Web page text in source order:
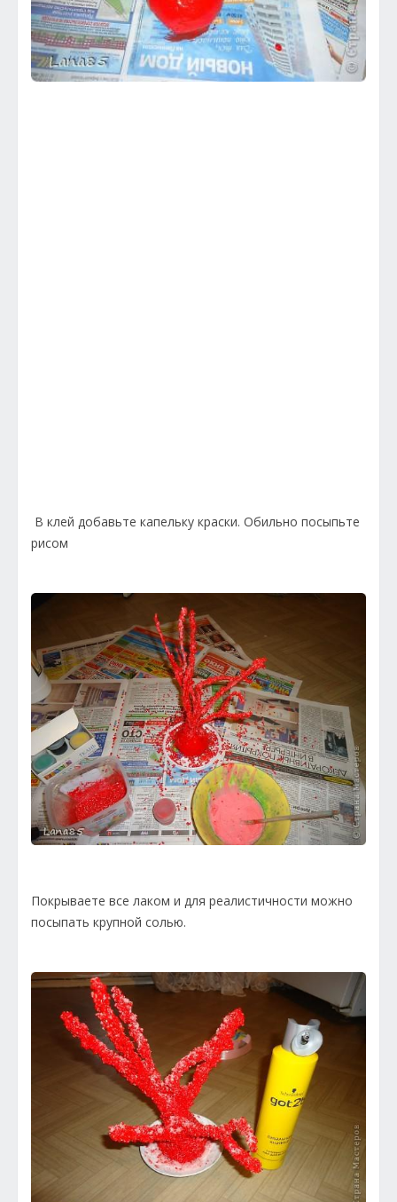
В клей добавьте капельку краски. Обильно посыпьте
рисом
Покрываете все лаком и для реалистичности можно
посыпать крупной солью.